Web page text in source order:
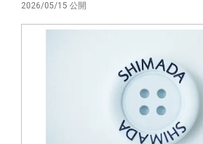
2026/05/15 公開